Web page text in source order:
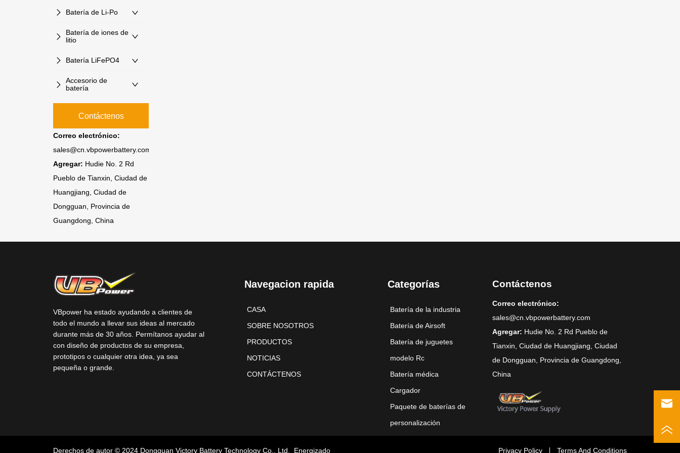
Batería de Li-Po
Batería de iones de
litio
Batería LiFePO4
Accesorio de
batería
Contáctenos
Correo electrónico:
sales@cn.vbpowerbattery.com
Agregar: Hudie No. 2 Rd
Pueblo de Tianxin, Ciudad de
Huangjiang, Ciudad de
Dongguan, Provincia de
Guangdong, China
VBpower ha estado ayudando a clientes de
todo el mundo a llevar sus ideas al mercado
durante más de 30 años. Permítanos ayudar al
con diseño de productos de su empresa,
prototipos o cualquier otra idea, ya sea
pequeña o grande.
Navegacion rapida
CASA
SOBRE NOSOTROS
PRODUCTOS
NOTICIAS
CONTÁCTENOS
Categorías
Batería de la industria
Batería de Airsoft
Batería de juguetes
modelo Rc
Batería médica
Cargador
Paquete de baterías de
personalización
Contáctenos
Correo electrónico:
sales@cn.vbpowerbattery.com
Agregar: Hudie No. 2 Rd Pueblo de
Tianxin, Ciudad de Huangjiang, Ciudad
de Dongguan, Provincia de Guangdong,
China
Derechos de autor © 2024 Dongguan Victory Battery Technology Co., Ltd. Energizado Privacy Policy Terms And Conditions